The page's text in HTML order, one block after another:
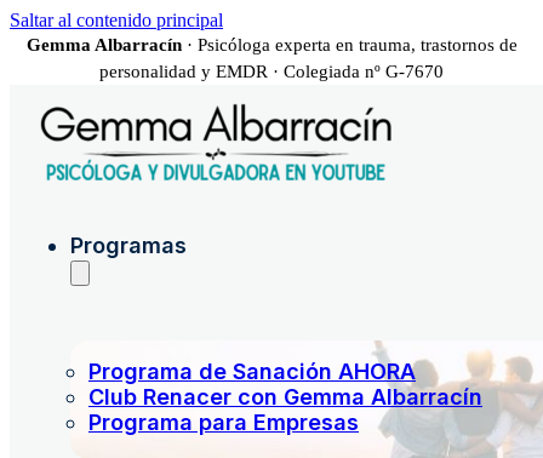
Saltar al contenido principal
Gemma Albarracín· Psicóloga experta en trauma, trastornos de
personalidad y EMDR · Colegiada nº G-7670
Programas
Programa de Sanación AHORA
Club Renacer con Gemma Albarracín
Programa para Empresas